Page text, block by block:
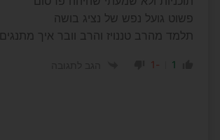
פשוט גועל נפש של נציג בושה
תלמד מהרב טננויז והרב וובר איך
1
-1